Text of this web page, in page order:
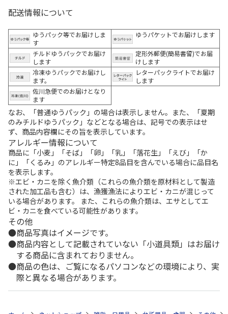
配送情報について
ゆうパック等でお届けしま
す
ゆうパケットでお届けします
チルドゆうパックでお届け
します
定形外郵便(簡易書留)でお届
けします
冷凍ゆうパックでお届けし
ます。
レターパックライトでお届け
します
佐川急便でのお届けとなり
ます
なお、「普通ゆうパック」の場合は表示しません。また、「夏期
のみチルドゆうパック」などとなる場合は、記号での表示はせ
ず、商品内容欄にその旨を表示しています。
アレルギー情報について
商品に「小麦」「そば」「卵」「乳」「落花生」「えび」「か
に」「くるみ」のアレルギー特定8品目を含んでいる場合に品目名
を表示します。
※エビ・カニを除く魚介類（これらの魚介類を原材料として製造
された加工品も含む）は、漁獲漁法によりエビ・カニが混じって
いる場合があります。 また、これらの魚介類は、エサとしてエ
ビ・カニを食べている可能性があります。
その他
商品写真はイメージです。
商品内容として記載されていない「小道具類」はお届け
する商品に含まれておりません。
商品の色は、ご覧になるパソコンなどの環境により、実
際と異なる場合があります。